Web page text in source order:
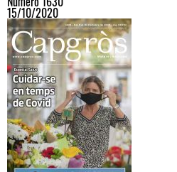
15/10/2020